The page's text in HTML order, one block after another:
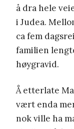
å dra hele
i Judea.
ca fem
familien
høygravid.
Å etterlate
vært enda
nok ville ha